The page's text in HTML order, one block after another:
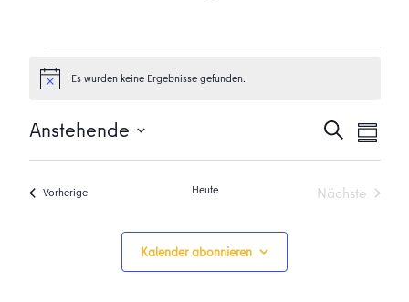
Veranstaltungen
HinweisEs wurden keine Ergebnisse gefunden.
Suche
und
Suche
Anstehende
Datum
VorherigeVeranstaltungen Heute
Nächste
Kalender abonnieren